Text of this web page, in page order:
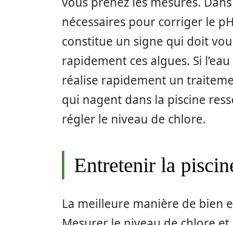
nécessaires pour corriger le
constitue un signe qui doit
rapidement ces algues. Si
réalise rapidement un
qui nagent dans la piscine
régler le niveau de chlore.
Entretenir la
La meilleure manière de bien